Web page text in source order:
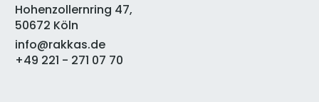
Hohenzollernring 47,
50672 Köln
info@rakkas.de
+49 221 - 271 07 70